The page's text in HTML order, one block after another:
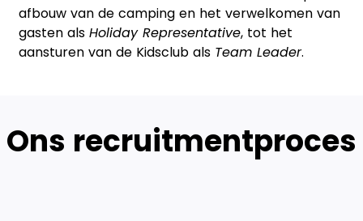
afbouw van de camping en het verwelkomen van
gasten als Holiday Representative, tot het
aansturen van de Kidsclub als Team Leader.
Ons recruitmentproces